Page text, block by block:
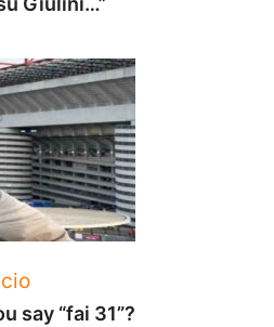
say “fai 31”?